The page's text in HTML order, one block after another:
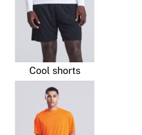
Cool shorts